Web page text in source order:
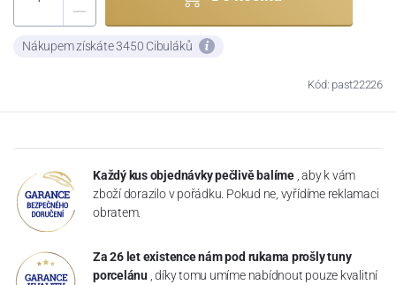
Nákupem získáte 3450 Cibuláků
Kód: past22226
Každý kus objednávky pečlivě balíme , aby k vám
zboží dorazilo v pořádku. Pokud ne, vyřídíme reklamaci
obratem.
Za 26 let existence nám pod rukama prošly tuny
porcelánu , díky tomu umíme nabídnout pouze kvalitní